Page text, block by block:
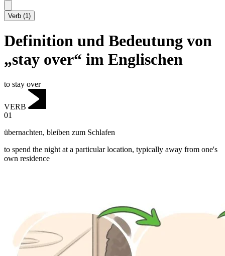
Verb (1)
Definition und Bedeutung von
„stay over“ im Englischen
to stay over
VERB
01
übernachten, bleiben zum Schlafen
to spend the night at a particular location, typically away from one's
own residence